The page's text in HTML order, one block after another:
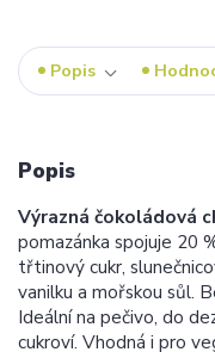
Popis
Popis
Výrazná čokoládová
pomazánka spojuje 20
třtinový cukr,
vanilku a mořskou sůl.
Ideální na pečivo, do
cukroví. Vhodná i pro